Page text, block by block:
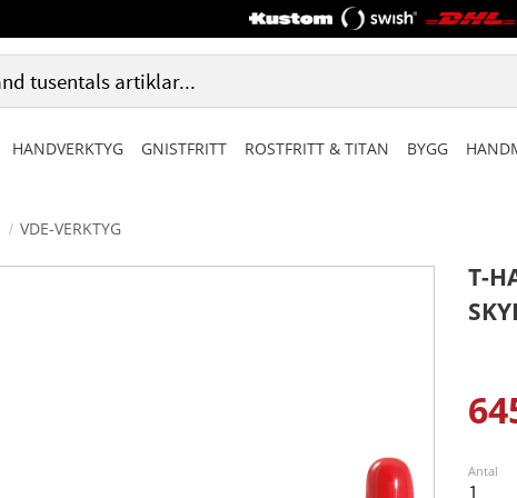
HANDVERKTYG GNISTFRITT ROSTFRITT & TITAN BYGG
VDE-VERKTYG
T-
Antal